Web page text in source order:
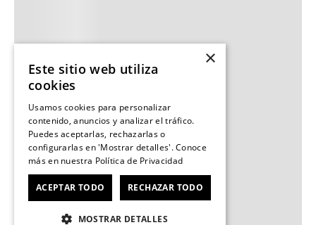
×
Este sitio web utiliza
cookies
Usamos cookies para personalizar
contenido, anuncios y analizar el tráfico.
Puedes aceptarlas, rechazarlas o
configurarlas en 'Mostrar detalles'. Conoce
más en nuestra Política de Privacidad
ACEPTAR TODO RECHAZAR TODO
MOSTRAR DETALLES